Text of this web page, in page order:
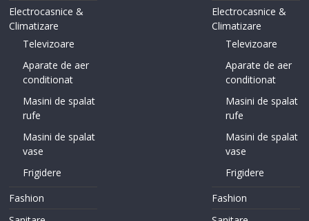
Electrocasnice &
Climatizare
Televizoare
Aparate de aer
conditionat
Masini de spalat
rufe
Masini de spalat
vase
Frigidere
Fashion
Electrocasnice &
Climatizare
Televizoare
Aparate de aer
conditionat
Masini de spalat
rufe
Masini de spalat
vase
Frigidere
Fashion